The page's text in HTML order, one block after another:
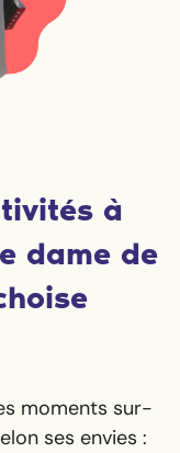
à
dame de
moments sur-
ses envies :